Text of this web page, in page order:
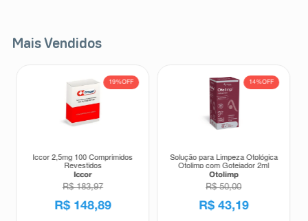
Mais Vendidos
19%OFF
Iccor 2,5mg 100 Comprimidos
Revestidos
Iccor
R$ 183,97
R$ 148,89
14%OFF
Solução para Limpeza Otológica
Otolimp com Gotejador 2ml
Otolimp
R$ 50,00
R$ 43,19